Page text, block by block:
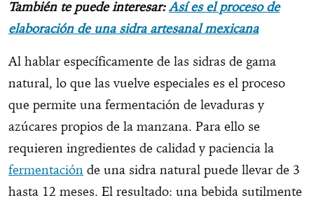
También te puede interesar:Así es el proceso de
elaboración de una sidra artesanal mexicana
Al hablar específicamente de las sidras de gama
natural, lo que las vuelve especiales es el proceso
que permite una fermentación de levaduras y
azúcares propios de la manzana. Para ello se
requieren ingredientes de calidad y paciencia la
fermentación de una sidra natural puede llevar de 3
hasta 12 meses. El resultado: una bebida sutilmente